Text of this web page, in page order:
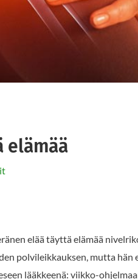
elämää
elää täyttä elämää
polvileikkauksen, mutta hän
lääkkeenä: viikko-